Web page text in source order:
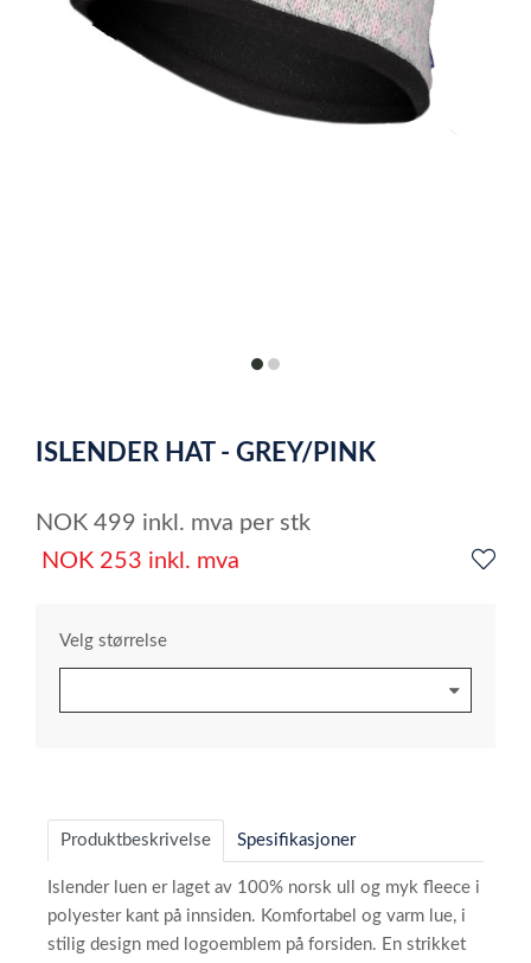
itemitem
of
ISLENDER HAT - GREY/PINK
NOK 499 inkl. mva per stk
NOK 253 inkl. mva
Velg størrelse
Produktbeskrivelse Spesifikasjoner
Islender luen er laget av 100% norsk ull og myk fleece i
polyester kant på innsiden. Komfortabel og varm lue, i
stilig design med logoemblem på forsiden. En strikket